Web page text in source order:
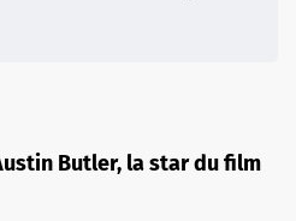
Butler, la star du film